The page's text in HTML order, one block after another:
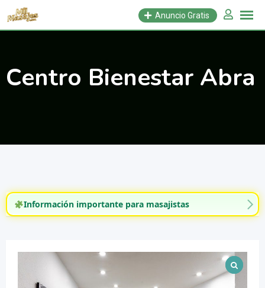
Saltar
Anuncio Gratis
Centro Bienestar Abra
Información importante para masajistas